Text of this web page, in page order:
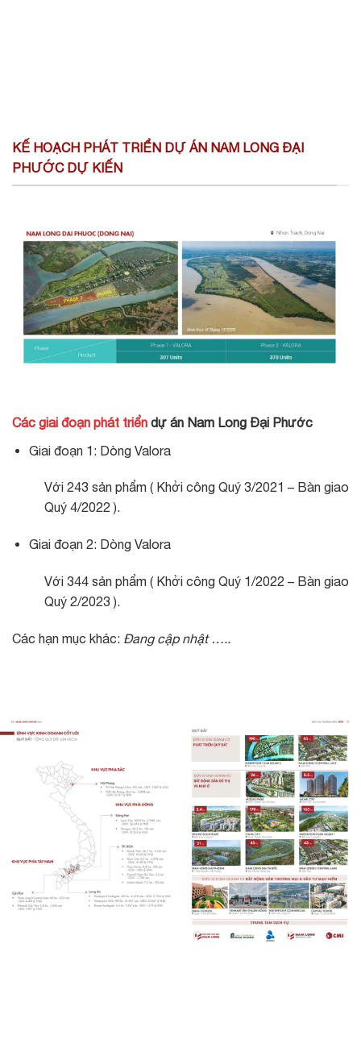
KẾ HOẠCH PHÁT TRIỂN DỰ ÁN NAM LONG ĐẠI
PHƯỚC DỰ KIẾN
Các giai đoạn phát triển dự án Nam Long Đại Phước
Giai đoạn 1: Dòng Valora
Với 243 sản phẩm ( Khởi công Quý 3/2021 – Bàn giao
Quý 4/2022 ).
Giai đoạn 2: Dòng Valora
Với 344 sản phẩm ( Khởi công Quý 1/2022 – Bàn giao
Quý 2/2023 ).
Các hạn mục khác: Đang cập nhật …..